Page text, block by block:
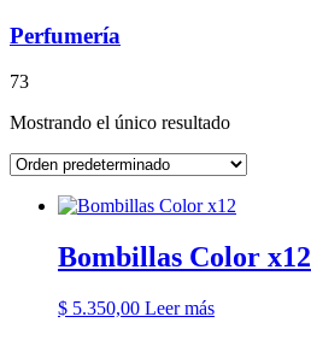
Perfumería
73
Mostrando el único resultado
Bombillas Color x12
$ 5.350,00 Leer más